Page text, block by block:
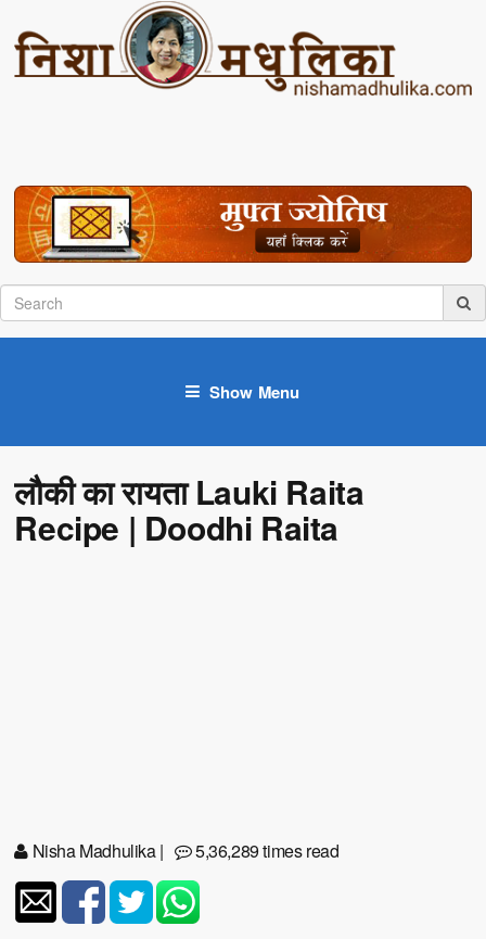
Show Menu
लौकी का रायता Lauki Raita
Recipe | Doodhi Raita
Nisha Madhulika| 5,36,289 times read